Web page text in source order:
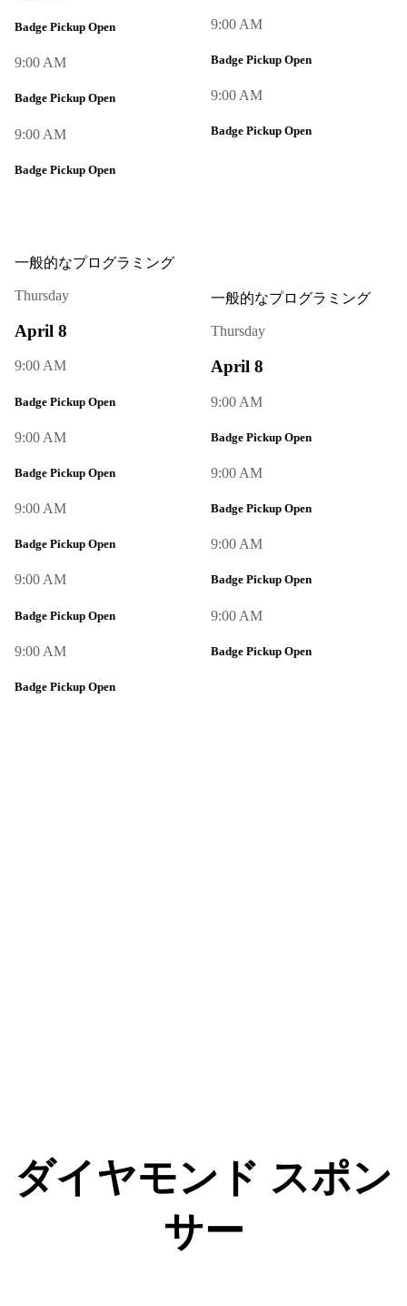
Badge Pickup Open
9:00 AM
Badge Pickup Open
9:00 AM
Badge Pickup Open
9:00 AM
Badge Pickup Open
9:00 AM
Badge Pickup Open
一般的なプログラミング
Thursday
April 8
9:00 AM
Badge Pickup Open
9:00 AM
Badge Pickup Open
9:00 AM
Badge Pickup Open
9:00 AM
Badge Pickup Open
9:00 AM
Badge Pickup Open
一般的なプログラミング
Thursday
April 8
9:00 AM
Badge Pickup Open
9:00 AM
Badge Pickup Open
9:00 AM
Badge Pickup Open
9:00 AM
Badge Pickup Open
ダイヤモンド スポン
サー